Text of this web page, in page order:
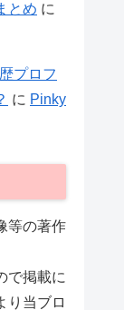
とめ に
プロフ
に Pinky
等の著作
で掲載に
り当ブロ